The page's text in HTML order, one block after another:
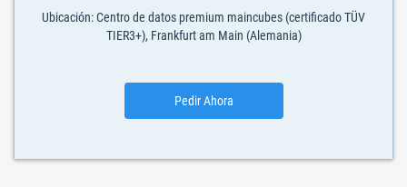
Ubicación: Centro de datos premium maincubes (certificado TÜV
TIER3+), Frankfurt am Main (Alemania)
Pedir Ahora